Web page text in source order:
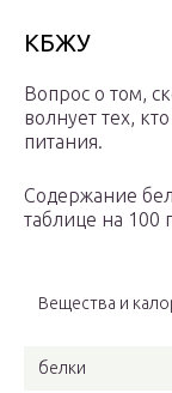
КБЖУ
Вопрос о том,
волнует тех,
питания.
Содержание
таблице на 100
Вещества и
белки